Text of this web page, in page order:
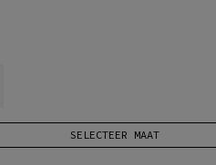
SELECTEER MAAT